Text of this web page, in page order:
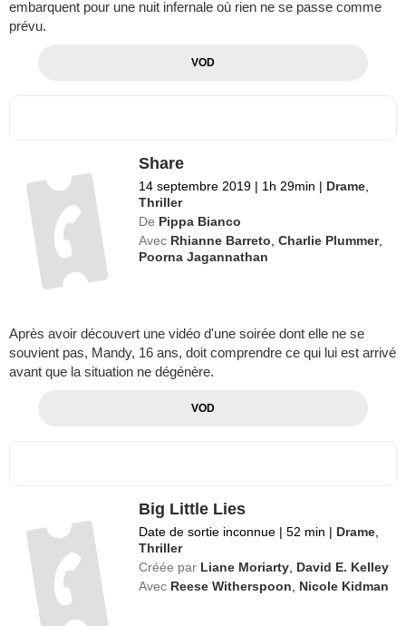
embarquent pour une nuit infernale où rien ne se passe comme
prévu.
VOD
Share
14 septembre 2019 1h 29min Drame,
Thriller
De Pippa Bianco
Avec Rhianne Barreto,Charlie Plummer,
Poorna Jagannathan
Après avoir découvert une vidéo d'une soirée dont elle ne se
souvient pas, Mandy, 16 ans, doit comprendre ce qui lui est arrivé
avant que la situation ne dégénère.
VOD
Big Little Lies
Date de sortie inconnue 52 min Drame,
Thriller
Créée par Liane Moriarty, David E. Kelley
Avec Reese Witherspoon, Nicole Kidman